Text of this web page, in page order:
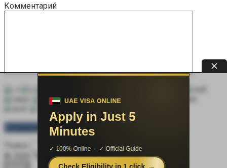
Комментарий
Поиск:
© 2026 Терапевт Плюс